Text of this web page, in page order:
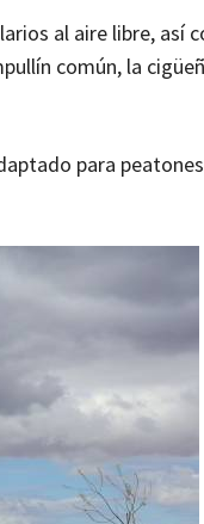
al aire libre, así
común, la
para